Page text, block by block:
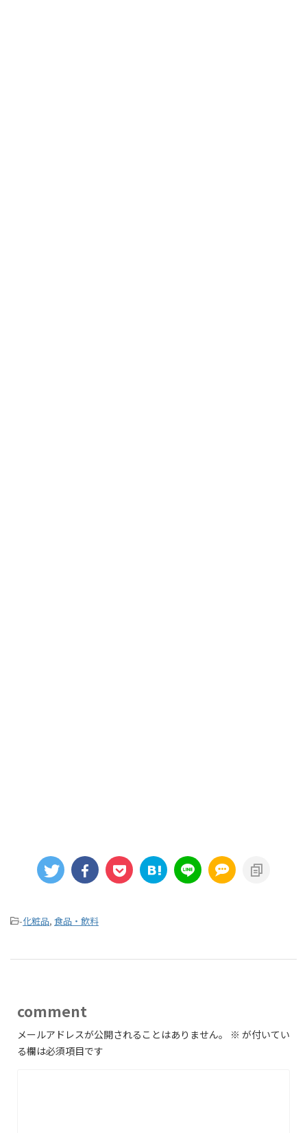
-化粧品, 食品・飲料
comment
メールアドレスが公開されることはありません。 ※ が付いてい
る欄は必須項目です